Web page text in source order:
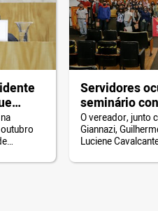
O
garantir
Servidores
seminário
O vereador, junto
Giannazi,
Luciene